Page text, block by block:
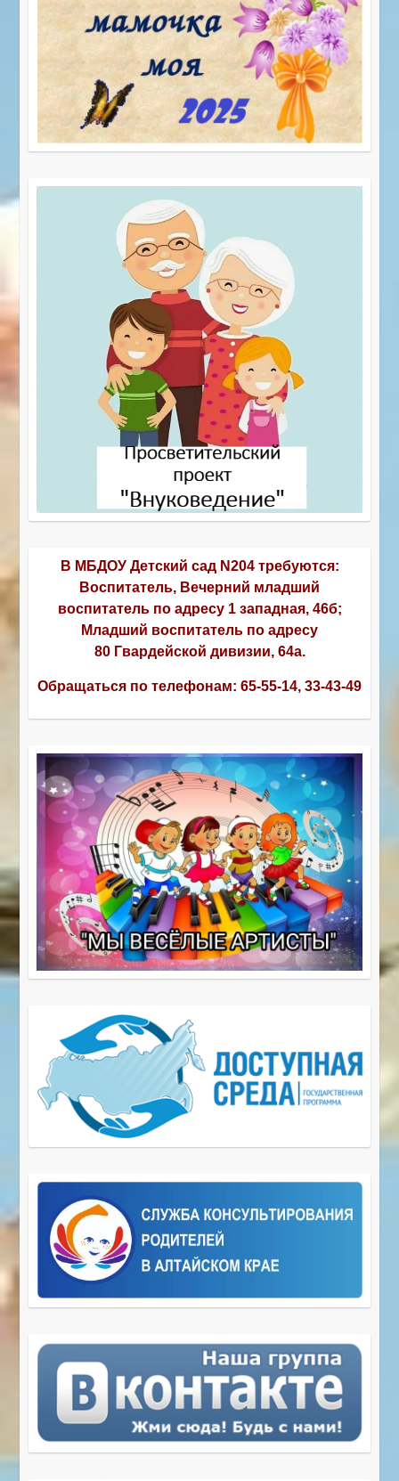
В МБДОУ Детский сад N204 требуются:
Воспитатель, Вечерний младший
воспитатель по адресу 1 западная, 46б;
Младший воспитатель по адресу
80 Гвардейской дивизии, 64а.
Обращаться по телефонам: 65-55-14, 33-43-49